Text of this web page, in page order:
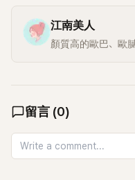
江南美人
顏質高的歐巴、歐
留言 (0)